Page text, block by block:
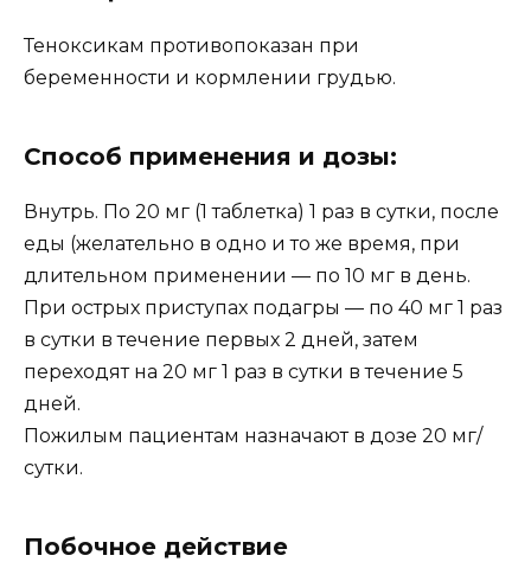
Теноксикам противопоказан при
беременности и кормлении грудью.
Способ применения и дозы:
Внутрь. По 20 мг (1 таблетка) 1 раз в сутки, после
еды (желательно в одно и то же время, при
длительном применении — по 10 мг в день.
При острых приступах подагры — по 40 мг 1 раз
в сутки в течение первых 2 дней, затем
переходят на 20 мг 1 раз в сутки в течение 5
дней.
Пожилым пациентам назначают в дозе 20 мг/
сутки.
Побочное действие